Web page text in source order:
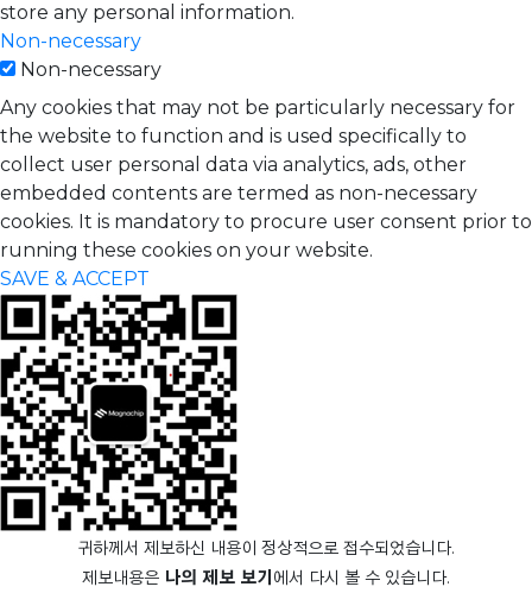
store any personal information.
Non-necessary
Non-necessary
Any cookies that may not be particularly necessary for
the website to function and is used specifically to
collect user personal data via analytics, ads, other
embedded contents are termed as non-necessary
cookies. It is mandatory to procure user consent prior to
running these cookies on your website.
SAVE & ACCEPT
귀하께서 제보하신 내용이 정상적으로 접수되었습니다.
제보내용은 나의 제보 보기 에서 다시 볼 수 있습니다.